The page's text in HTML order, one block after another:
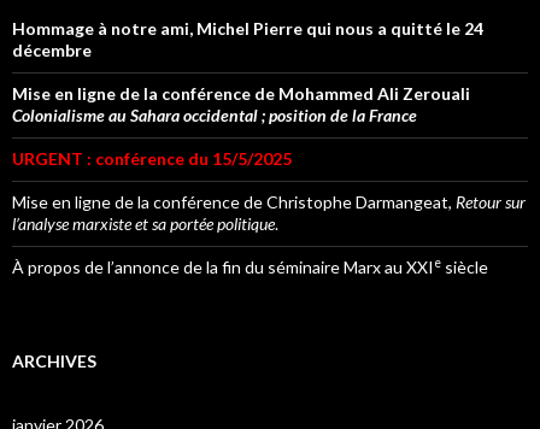
Hommage à notre ami, Michel Pierre qui nous a quitté le 24
décembre
Mise en ligne de la conférence de Mohammed Ali Zerouali
Colonialisme au Sahara occidental ; position de la France
URGENT : conférence du 15/5/2025
Mise en ligne de la conférence de Christophe Darmangeat, Retour sur
l’analyse marxiste et sa portée politique.
À propos de l’annonce de la fin du séminaire Marx au XXI e siècle
ARCHIVES
janvier 2026